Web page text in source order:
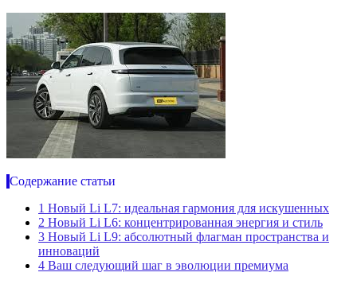
Содержание статьи
1 Новый Li L7: идеальная гармония для искушенных
2 Новый Li L6: концентрированная энергия и стиль
3 Новый Li L9: абсолютный флагман пространства и
инноваций
4 Ваш следующий шаг в эволюции премиума